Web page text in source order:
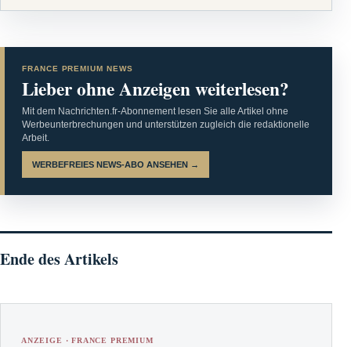
FRANCE PREMIUM NEWS
Lieber ohne Anzeigen weiterlesen?
Mit dem Nachrichten.fr-Abonnement lesen Sie alle Artikel ohne
Werbeunterbrechungen und unterstützen zugleich die redaktionelle
Arbeit.
WERBEFREIES NEWS-ABO ANSEHEN →
Ende des Artikels
ANZEIGE · FRANCE PREMIUM